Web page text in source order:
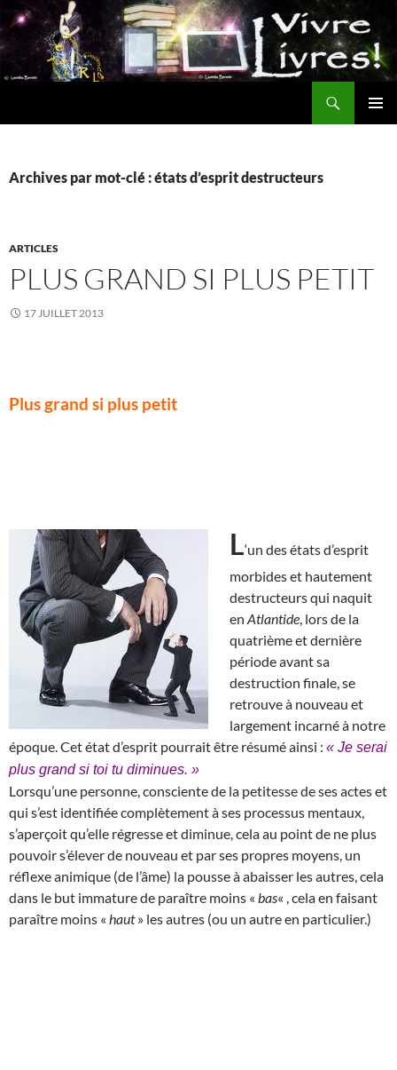
Aller
au
contenu
Archives par mot-clé : états d’esprit destructeurs
ARTICLES
PLUS GRAND SI PLUS PETIT
17 JUILLET 2013
Plus grand si plus petit
L‘un des états d’esprit
morbides et hautement
destructeurs qui naquit
en Atlantide , lors de la
quatrième et dernière
période avant sa
destruction finale, se
retrouve à nouveau et
largement incarné à notre
époque. Cet état d’esprit pourrait être résumé ainsi : « Je serai
plus grand si toi tu diminues. »
Lorsqu’une personne, consciente de la petitesse de ses actes et
qui s’est identifiée complètement à ses processus mentaux,
s’aperçoit qu’elle régresse et diminue, cela au point de ne plus
pouvoir s’élever de nouveau et par ses propres moyens, un
réflexe animique (de l’âme) la pousse à abaisser les autres, cela
dans le but immature de paraître moins « bas« , cela en faisant
paraître moins « haut» les autres (ou un autre en particulier.)